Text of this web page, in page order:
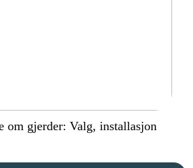
om gjerder: Valg, installasjon